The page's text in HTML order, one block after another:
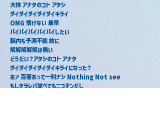
大体 アナタのコト アタシ
ダイダイダイダイダイキライ
OMG 情けない 最早
バイバイバイバイバイしたい
脳内も予測不能 故に
解解解解解は無い
どうだい？アタシのコト アナタ
ダイダイダイダイダイキライになった？
あァ 百害あって一利ナシ Nothing Not see
もしタラレバ並べてもニコチンだし